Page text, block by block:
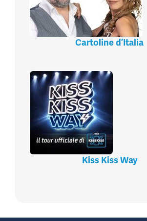
Cartoline d’Italia
Kiss Kiss Way